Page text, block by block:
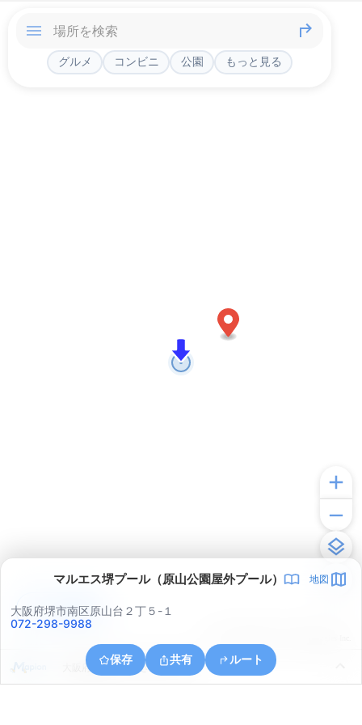
グルメ コンビニ 公園 もっと見る
マルエス堺プール（原山公園屋外プール） 地図
大阪府堺市南区原山台２丁５-１
072-298-9988
保存 共有 ルート
大阪府和泉市いぶき野４丁目２
アプリで見る